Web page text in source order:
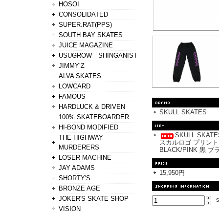
HOSOI
CONSOLIDATED
SUPER.RAT(PPS)
SOUTH BAY SKATES
JUICE MAGAZINE
USUGROW SHINGANIST
JIMMY’Z
ALVA SKATES
LOWCARD
FAMOUS
HARDLUCK & DRIVEN
100% SKATEBOARDER
HI-BOND MODIFIED
THE HIGHWAY
MURDERERS
LOSER MACHINE
JAY ADAMS
SHORTY'S
BRONZE AGE
JOKER'S SKATE SHOP
VISION
SKULL SKATES
SKULL
スカルロゴ プリン
BLACK/PINK 黒 ブ
15,950円